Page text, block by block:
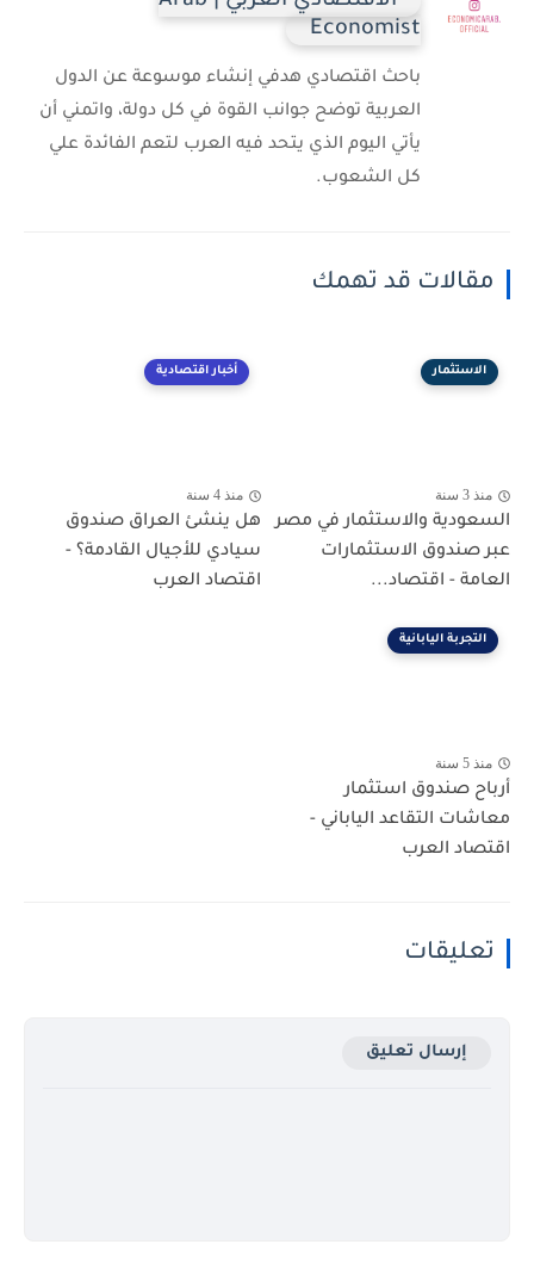
Economist
باحث اقتصادي هدفي إنشاء موسوعة عن الدول
العربية توضح جوانب القوة في كل دولة، واتمني أن
يأتي اليوم الذي يتحد فيه العرب لتعم الفائدة علي
كل الشعوب.
مقالات قد تهمك
الاستثمار
منذ 3 سنة
السعودية والاستثمار في مصر
عبر صندوق الاستثمارات
العامة - اقتصاد...
أخبار اقتصادية
منذ 4 سنة
هل ينشئ العراق صندوق
سيادي للأجيال القادمة؟ -
اقتصاد العرب
التجربة اليابانية
منذ 5 سنة
أرباح صندوق استثمار
معاشات التقاعد الياباني -
اقتصاد العرب
تعليقات
إرسال تعليق